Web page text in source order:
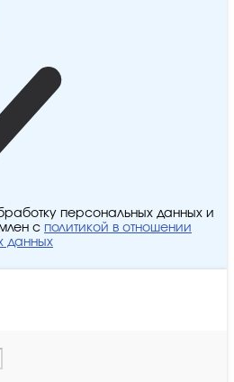
персональных данных и
с политикой в отношении
данных